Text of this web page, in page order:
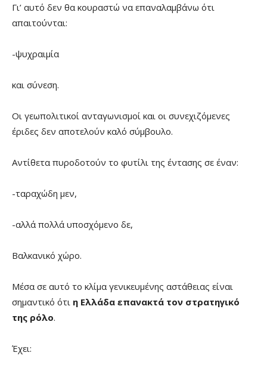
Γι’ αυτό δεν θα κουραστώ να επαναλαμβάνω ότι
απαιτούνται:
-ψυχραιμία
και σύνεση.
Οι γεωπολιτικοί ανταγωνισμοί και οι συνεχιζόμενες
έριδες δεν αποτελούν καλό σύμβουλο.
Αντίθετα πυροδοτούν το φυτίλι της έντασης σε έναν:
-ταραχώδη μεν,
-αλλά πολλά υποσχόμενο δε,
Βαλκανικό χώρο.
Μέσα σε αυτό το κλίμα γενικευμένης αστάθειας είναι
σημαντικό ότι η Ελλάδα επανακτά τον στρατηγικό
της ρόλο.
Έχει: